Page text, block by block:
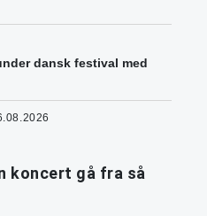
dansk festival med
koncert gå fra så